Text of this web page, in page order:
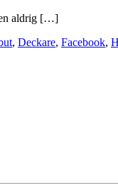
aldrig […]
, Deckare, Facebook,